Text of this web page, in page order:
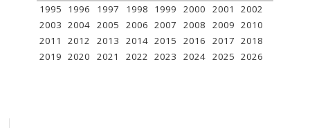
1995 1996 1997 1998 1999 2000 2001
2002
2003 2004 2005 2006 2007 2008 2009 2010
2011
2012 2013 2014 2015 2016 2017 2018
2019 2020 2021 2022 2023 2024 2025 2026